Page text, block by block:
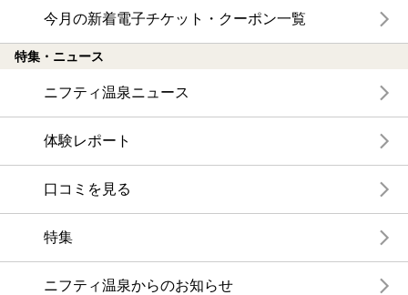
今月の新着電子チケット・クーポン一覧
特集・ニュース
ニフティ温泉ニュース
体験レポート
口コミを見る
特集
ニフティ温泉からのお知らせ